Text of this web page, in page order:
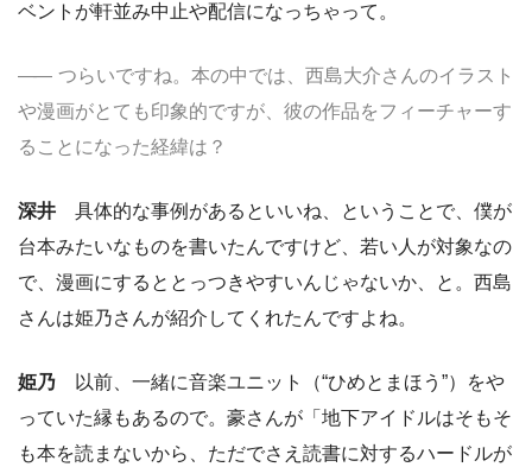
ベントが軒並み中止や配信になっちゃって。
つらいですね。本の中では、西島大介さんのイラスト
や漫画がとても印象的ですが、彼の作品をフィーチャーす
ることになった経緯は？
深井 具体的な事例があるといいね、ということで、僕が
台本みたいなものを書いたんですけど、若い人が対象なの
で、漫画にするととっつきやすいんじゃないか、と。西島
さんは姫乃さんが紹介してくれたんですよね。
姫乃 以前、一緒に音楽ユニット（“ひめとまほう”）をや
っていた縁もあるので。豪さんが「地下アイドルはそもそ
も本を読まないから、ただでさえ読書に対するハードルが